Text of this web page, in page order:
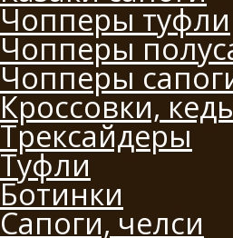
Чопперы туфли
Чопперы
Чопперы
Кроссовки,
Трексайдеры
Туфли
Ботинки
Сапоги, челси